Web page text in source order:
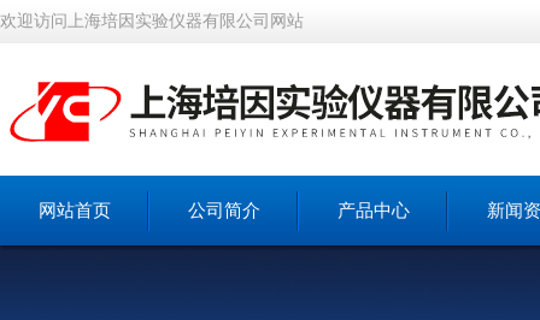
欢迎访问上海培因实验仪器有限公司网站
网站首页 公司简介 产品中心 新闻